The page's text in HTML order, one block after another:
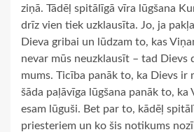
ziņā. Tādēļ spitālīgā vīra lūgšana
drīz vien tiek uzklausīta. Jo, ja
Dieva gribai un lūdzam to, kas
nevar mūs neuzklausīt – tad Dievs
mums. Ticība panāk to, ka Dievs ir
šāda paļāvīga lūgšana panāk to, ka
esam lūguši. Bet par to, kādēļ
priesteriem un ko šis notikums